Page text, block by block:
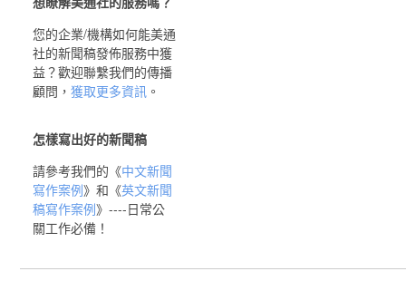
您的企業/機構如何能美通
社的新聞稿發佈服務中獲
益？歡迎聯繫我們的傳播
顧問， 獲取更多資訊 。
怎樣寫出好的新聞稿
請參考我們的《中文新聞
寫作案例》和《英文新聞
稿寫作案例》----日常公
關工作必備！